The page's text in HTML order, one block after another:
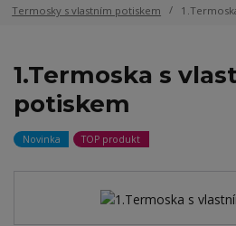
Termosky s vlastním potiskem
1.Termoska s
potiskem
Novinka TOP produkt